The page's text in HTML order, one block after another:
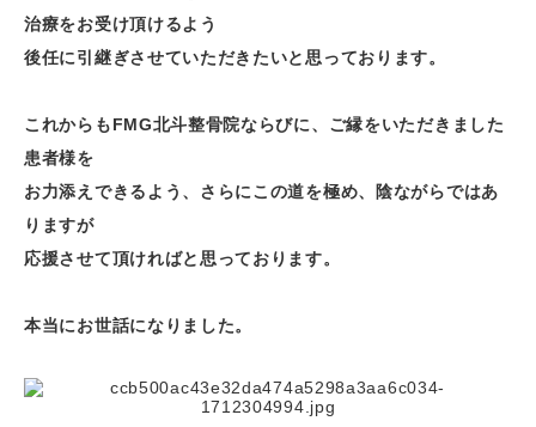
治療をお受け頂けるよう
後任に引継ぎさせていただきたいと思っております。
これからもFMG北斗整骨院ならびに、ご縁をいただきました
患者様を
お力添えできるよう、さらにこの道を極め、陰ながらではあ
りますが
応援させて頂ければと思っております。
本当にお世話になりました。